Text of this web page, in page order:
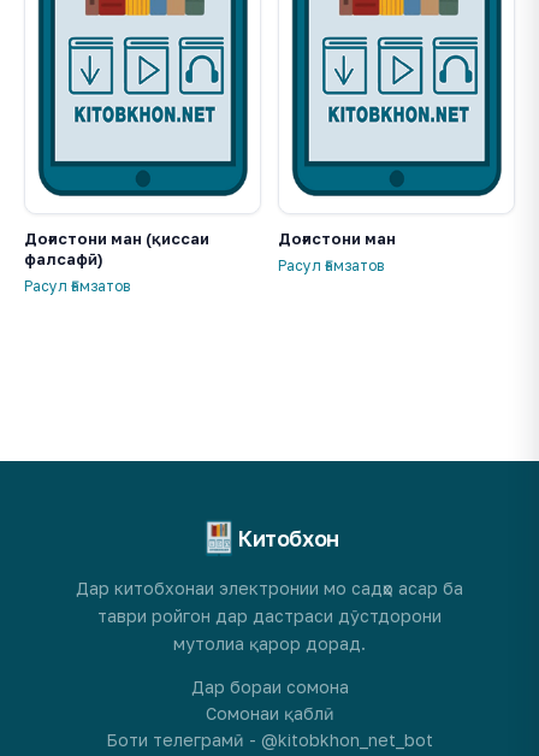
Доғистони ман (қиссаи
фалсафӣ)
Расул Ғамзатов
Доғистони ман
Расул Ғамзатов
Китобхон
Дар китобхонаи электронии мо садҳо асар ба
таври ройгон дар дастраси дӯстдорони
мутолиа қарор дорад.
Дар бораи сомона
Сомонаи қаблӣ
Боти телеграмӣ - @kitobkhon_net_bot